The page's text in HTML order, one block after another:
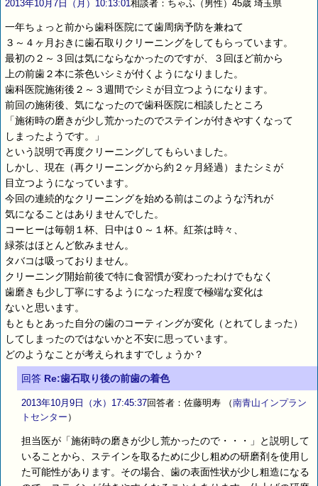
2013年10月7日（月）10:13:01相談者：ちゃふ（男性）45歳 埼玉県
一年ちょっと前から歯科医院にて歯周病予防を兼ねて
３～４ヶ月おきに歯石取りクリーニングをしてもらっています。
最初の２～３回は気にならなかったのですが、３回ほど前から
上の前歯２本に茶色いシミが付くようになりました。
歯科医院施術後２～３週間でシミが目立つようになります。
前回の施術後、気になったので歯科医院に相談したところ
「施術時の磨きが少し荒かったのでステインが付きやすくなって
しまったようです。」
という説明で再度クリーニングしてもらいました。
しかし、現在（再クリーニングから約２ヶ月経過）またシミが
目立つようになっています。
今回の連続的なクリーニングを始める前はこのような汚れが
気になることはありませんでした。
コーヒーは毎朝１杯、日中は０～１杯。紅茶は時々、
緑茶はほとんど飲みません。
タバコは吸っておりません。
クリーニング開始前後で特に食習慣が変わったわけでもなく
歯磨きも少し丁寧にするようになった程度で極端な変化は
ないと思います。
もともとあった自分の歯のコーティングが変化（とれてしまった）
してしまったのではないかと不安に思っています。
どのようなことが考えられますでしょうか？
回答 Re:歯石取り後の前歯の着色
2013年10月9日（水）17:45:37回答者：佐藤明寿 （南青山インプラン
トセンター ）
担当医が「施術時の磨きが少し荒かったので・・・」と説明して
いることから、ステインを取るために少し粗めの研磨剤を使用し
た可能性があります。その場合、歯の表面性状が少し粗造になる